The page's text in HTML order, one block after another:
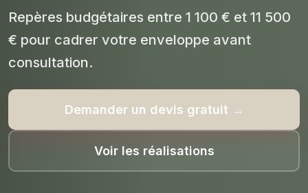
Repères budgétaires entre 1 100 € et 11 500
€ pour cadrer votre enveloppe avant
consultation.
Demander un devis gratuit →
Voir les réalisations